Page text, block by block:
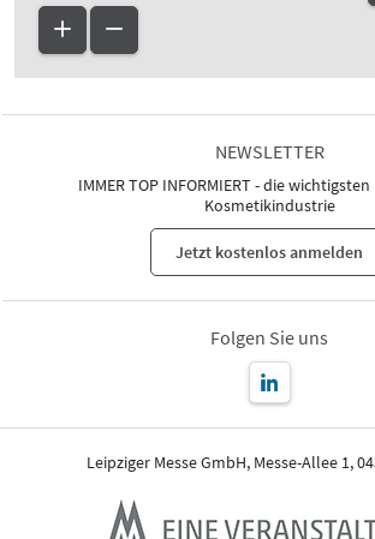
NEWSLETTER
IMMER TOP INFORMIERT - die
Kosmetikindustrie
Jetzt kostenlos anmelden
Folgen Sie uns
Leipziger Messe GmbH, Messe-Allee 1,